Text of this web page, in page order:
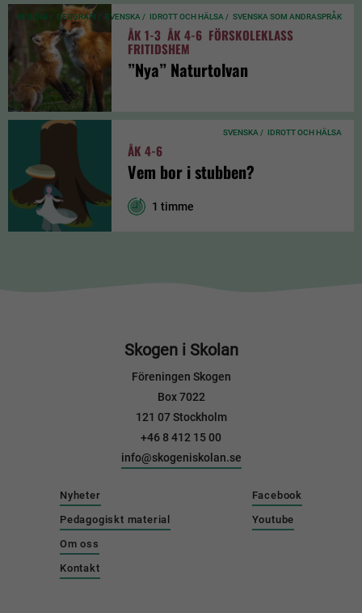
BIOLOGI / GEOGRAFI / SVENSKA / IDROTT OCH HÄLSA / SVENSKA SOM ANDRASPRÅK
ÅK 1-3 ÅK 4-6 FÖRSKOLEKLASS
FRITIDSHEM
”Nya” Naturtolvan
SVENSKA / IDROTT OCH HÄLSA
ÅK 4-6
Vem bor i stubben?
1 timme
Skogen i Skolan
Föreningen Skogen
Box 7022
121 07 Stockholm
+46 8 412 15 00
info@skogeniskolan.se
Nyheter
Pedagogiskt material
Om oss
Kontakt
Facebook
Youtube